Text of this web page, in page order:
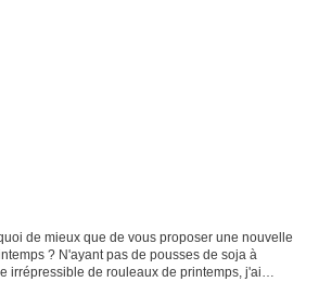
de mieux que de vous proposer une nouvelle
? N'ayant pas de pousses de soja à
irrépressible de rouleaux de printemps, j'ai